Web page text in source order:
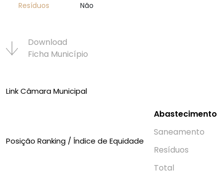
Resí­duos
Não
Download
Ficha Municí­pio
Link Câmara Municipal
Posição Ranking / Índice de Equidade
Abastecimento
Saneamento
Resí­duos
Total